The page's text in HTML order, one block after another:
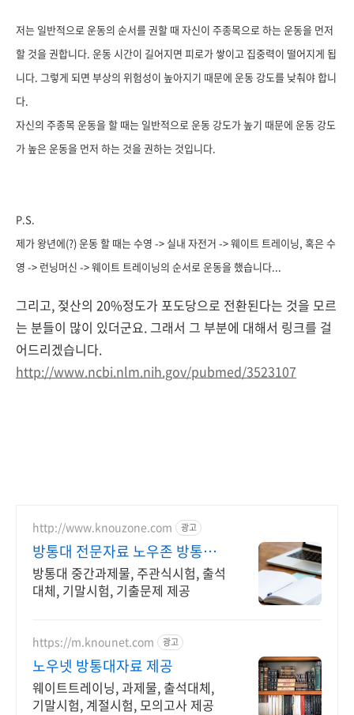
저는 일반적으로 운동의 순서를 권할 때 자신이 주종목으로 하는 운동을 먼저
할 것을 권합니다. 운동 시간이 길어지면 피로가 쌓이고 집중력이 떨어지게 됩
니다. 그렇게 되면 부상의 위험성이 높아지기 때문에 운동 강도를 낮춰야 합니
다.
자신의 주종목 운동을 할 때는 일반적으로 운동 강도가 높기 때문에 운동 강도
가 높은 운동을 먼저 하는 것을 권하는 것입니다.
P.S.
제가 왕년에(?) 운동 할 때는 수영 -> 실내 자전거 -> 웨이트 트레이닝, 혹은 수
영 -> 런닝머신 -> 웨이트 트레이닝의 순서로 운동을 했습니다...
그리고, 젖산의 20%정도가 포도당으로 전환된다는 것을 모르
는 분들이 많이 있더군요. 그래서 그 부분에 대해서 링크를 걸
어드리겠습니다.
http://www.ncbi.nlm.nih.gov/pubmed/3523107
http://www.knouzone.com 광고
방통대 전문자료 노우존 방통대
자료포털 NO.1
방통대 중간과제물, 주관식시험, 출석
대체, 기말시험, 기출문제 제공
https://m.knounet.com 광고
노우넷 방통대자료 제공
웨이트트레이닝, 과제물, 출석대체,
기말시험, 계절시험, 모의고사 제공